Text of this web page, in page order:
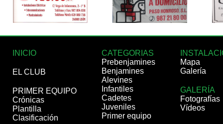
INICIO
EL CLUB
PRIMER EQUIPO
Crónicas
Plantilla
Clasificación
CATEGORIAS
Prebenjamines
Benjamines
Alevines
Infantiles
Cadetes
Juveniles
Primer equipo
Mapa
Galería
GALERÍA
Fotografías
Vídeos